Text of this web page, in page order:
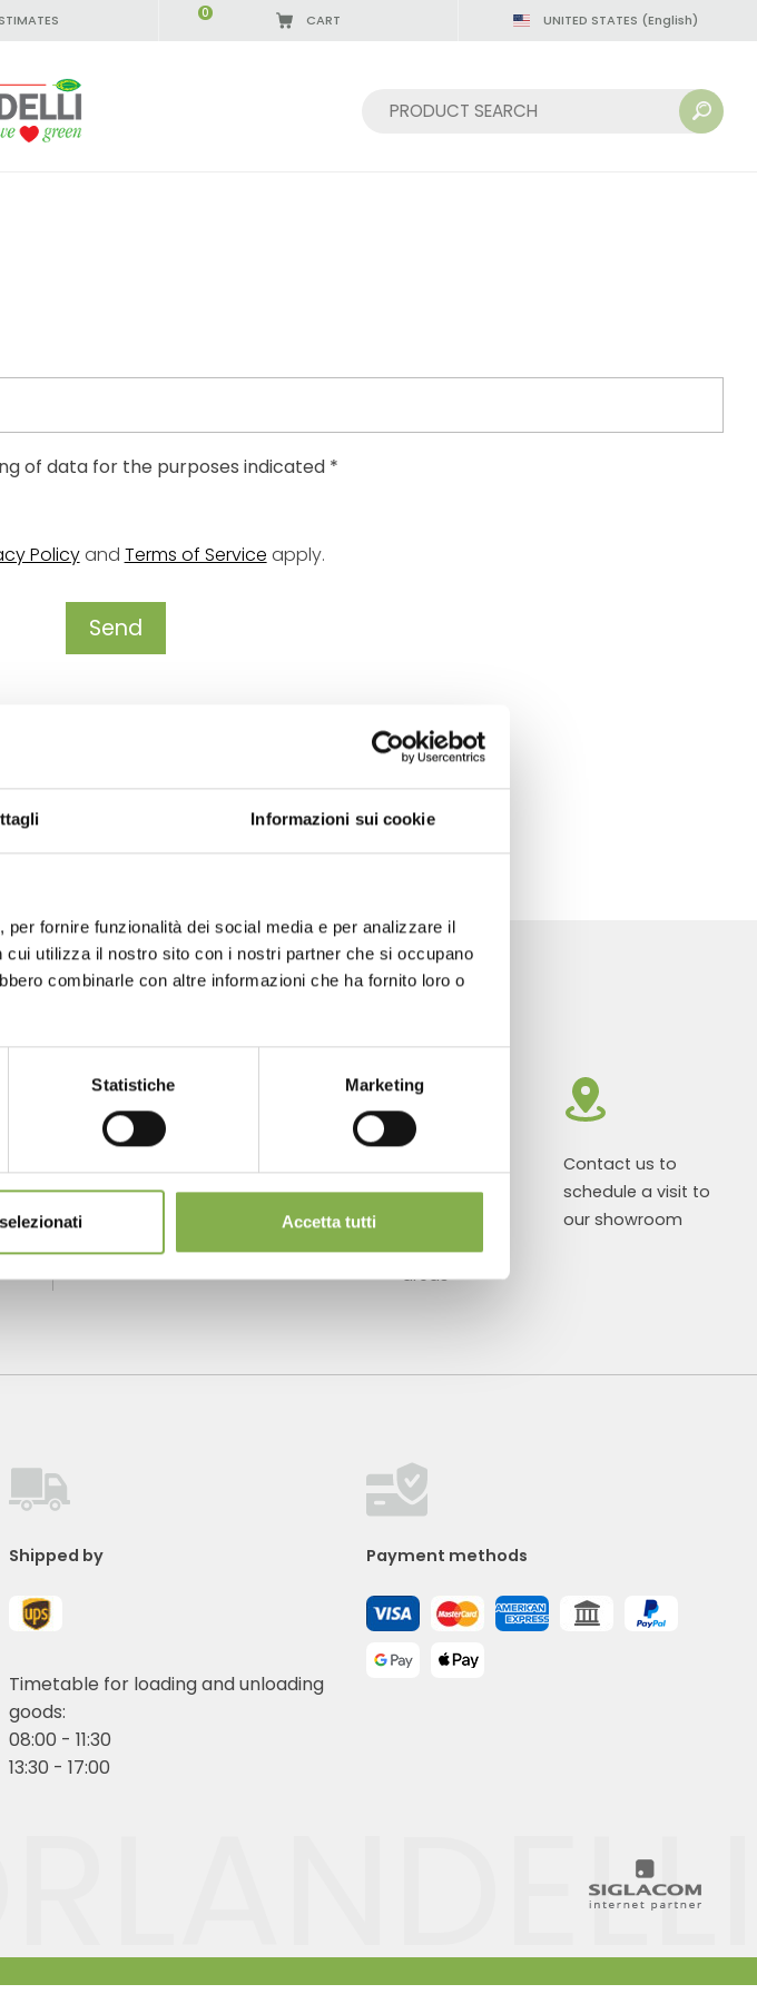
Informazioni sui cookie
fornire funzionalità dei social media e per analizzare il
utilizza il nostro sito con i nostri partner che si occupano
combinarle con altre informazioni che ha fornito loro o
Statistiche Marketing
Accetta tutti
CART
0 UNITED STATES (English)
of data for the purposes indicated *
Policyand Terms of Service apply.
TAG DIRECTORY SITEMAP
of experience
for delivery
projects for
flower sales
areas
Contact us to
schedule a visit to
our showroom
Shipped by
Timetable for loading and unloading
goods:
08:00 - 11:30
13:30 - 17:00
Payment methods